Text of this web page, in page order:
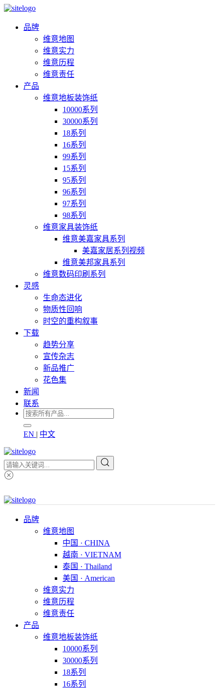
品牌
维意地图
维意实力
维意历程
维意责任
产品
维意地板装饰纸
10000系列
30000系列
18系列
16系列
99系列
15系列
95系列
96系列
97系列
98系列
维意家具装饰纸
维意美嘉家具系列
美嘉家居系列视频
维意美邦家具系列
维意数码印刷系列
灵感
生命态进化
物质性回响
时空的重构叙事
下载
趋势分享
宣传杂志
新品推广
花色集
新闻
联系
EN | 中文
品牌
维意地图
中国 · CHINA
越南 · VIETNAM
泰国 · Thailand
美国 · American
维意实力
维意历程
维意责任
产品
维意地板装饰纸
10000系列
30000系列
18系列
16系列